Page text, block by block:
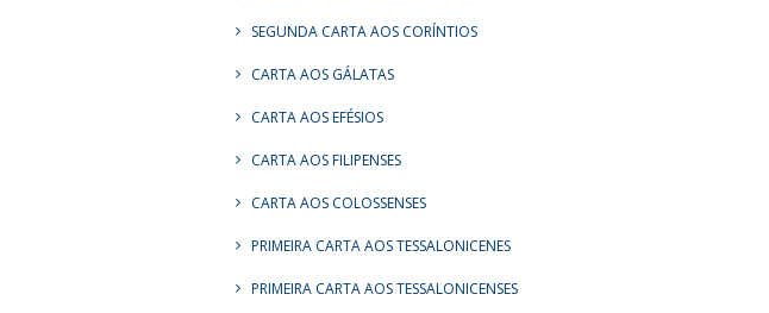
SEGUNDA CARTA AOS CORÍNTIOS
CARTA AOS GÁLATAS
CARTA AOS EFÉSIOS
CARTA AOS FILIPENSES
CARTA AOS COLOSSENSES
PRIMEIRA CARTA AOS TESSALONICENES
PRIMEIRA CARTA AOS TESSALONICENSES